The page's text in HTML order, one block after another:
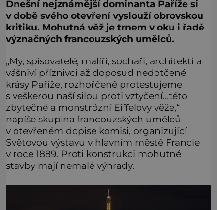
Dnešní nejznámější dominanta Paříže si
v době svého otevření vyslouží obrovskou
kritiku. Mohutná věž je trnem v oku i řadě
význačných francouzských umělců.
„My, spisovatelé, malíři, sochaři, architekti a
vášniví příznivci až doposud nedotčené
krásy Paříže, rozhořčeně protestujeme
s veškerou naší silou proti vztyčení…této
zbytečné a monstrózní Eiffelovy věže,“
napíše skupina francouzských umělců
v otevřeném dopise komisi, organizující
Světovou výstavu v hlavním městě Francie
v roce 1889. Proti konstrukci mohutné
stavby mají nemalé výhrady.